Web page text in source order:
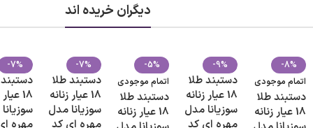
دیگران خریده اند
-8%
اتمام موجودی
دستبند طلا
18 عیار زنانه
-9%
دستبند طلا
18 عیار زنانه
سوزیانا مدل
مهره ای کد
-5%
اتمام موجودی
دستبند طلا
18 عیار زنانه
-7%
دستبند طلا
18 عیار زنانه
سوزیانا مدل
مهره ای کد
-7%
18
مهره